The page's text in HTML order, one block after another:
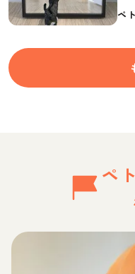
ペ
ペ